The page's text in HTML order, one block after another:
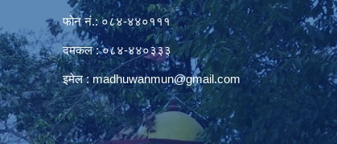
फोन नं.: ०८४-४४०१११
दमकल : ०८४-४४०३३३
इमेल :madhuwanmun@gmail.com